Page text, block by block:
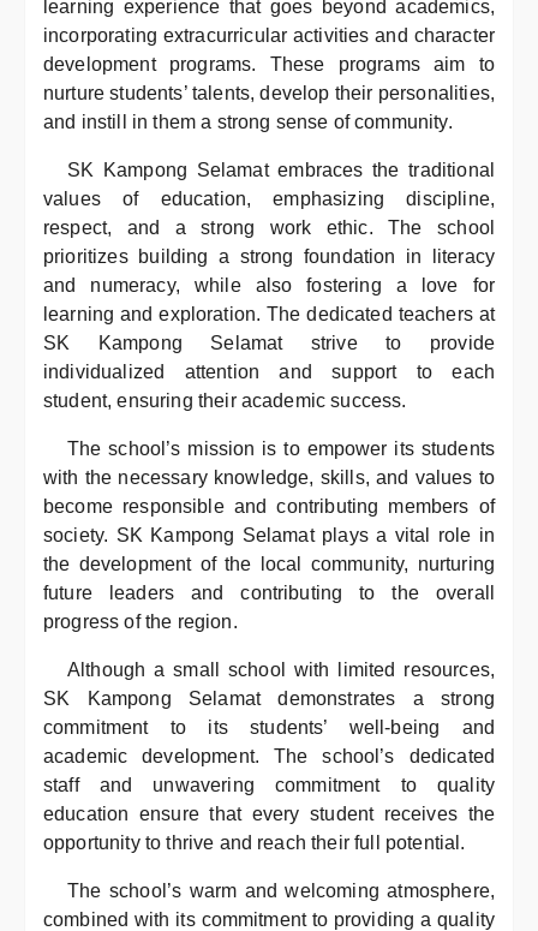
learning experience that goes beyond academics,
incorporating extracurricular activities and character
development programs. These programs aim to
nurture students’ talents, develop their personalities,
and instill in them a strong sense of community.
SK Kampong Selamat embraces the traditional
values of education, emphasizing discipline,
respect, and a strong work ethic. The school
prioritizes building a strong foundation in literacy
and numeracy, while also fostering a love for
learning and exploration. The dedicated teachers at
SK Kampong Selamat strive to provide
individualized attention and support to each
student, ensuring their academic success.
The school’s mission is to empower its students
with the necessary knowledge, skills, and values to
become responsible and contributing members of
society. SK Kampong Selamat plays a vital role in
the development of the local community, nurturing
future leaders and contributing to the overall
progress of the region.
Although a small school with limited resources,
SK Kampong Selamat demonstrates a strong
commitment to its students’ well-being and
academic development. The school’s dedicated
staff and unwavering commitment to quality
education ensure that every student receives the
opportunity to thrive and reach their full potential.
The school’s warm and welcoming atmosphere,
combined with its commitment to providing a quality